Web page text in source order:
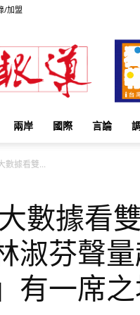
/加盟
兩岸 國際 言論
數據看雙...
大數據看
淑芬聲
有一席